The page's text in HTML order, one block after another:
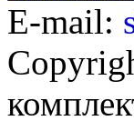
E-mail: